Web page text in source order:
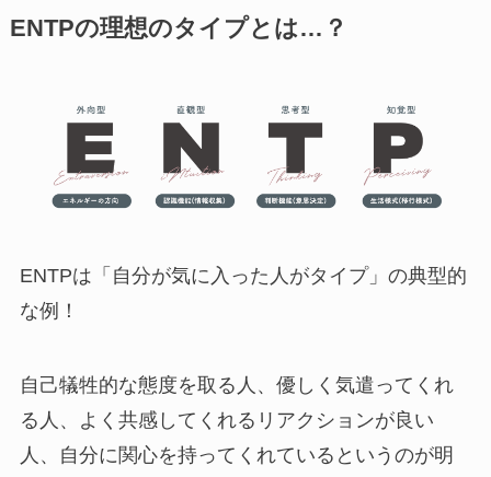
ENTPの理想のタイプとは…？
ENTPは「自分が気に入った人がタイプ」の典型的
な例！
自己犠牲的な態度を取る人、優しく気遣ってくれ
る人、よく共感してくれるリアクションが良い
人、自分に関心を持ってくれているというのが明